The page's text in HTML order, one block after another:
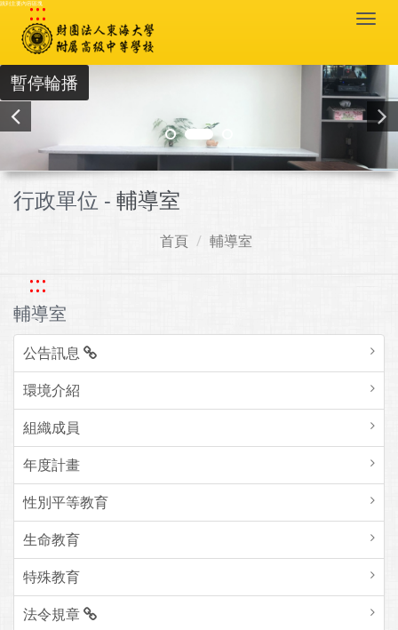
跳到主要內容區塊
:::
暫停輪播
行政單位 - 輔導室
首頁 輔導室
:::
輔導室
公告訊息
環境介紹
組織成員
年度計畫
性別平等教育
生命教育
特殊教育
法令規章